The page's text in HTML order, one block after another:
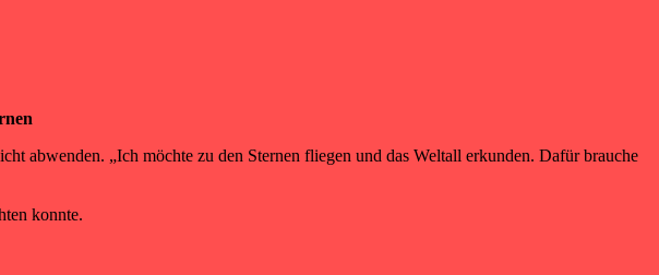
abwenden. „Ich möchte zu den Sternen fliegen und das Weltall erkunden. Dafür brauche
konnte.